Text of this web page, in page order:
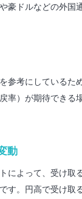
豪ドルなどの外国
参考にしているた
率）が期待できる
動
によって、受け取
す。円高で受け取